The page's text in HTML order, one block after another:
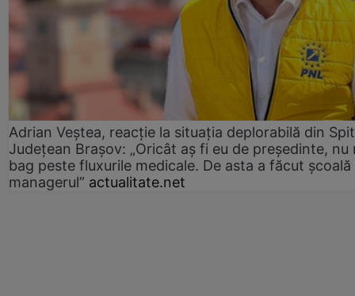
Adrian Veștea, reacție la situația deplorabilă din
Județean Brașov: „Oricât aș fi eu de președinte, nu
bag peste fluxurile medicale. De asta a făcut școală
managerul” actualitate.net